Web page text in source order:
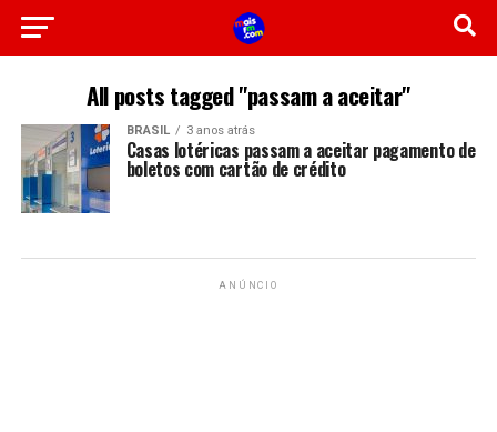
All posts tagged "passam a aceitar"
BRASIL 3 anos atrás
Casas lotéricas passam a aceitar pagamento de
boletos com cartão de crédito
ANÚNCIO